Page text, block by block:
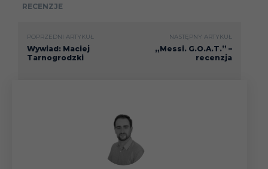
RECENZJE
POPRZEDNI ARTYKUŁ
Wywiad: Maciej
Tarnogrodzki
NASTĘPNY ARTYKUŁ
„Messi. G.O.A.T.” –
recenzja